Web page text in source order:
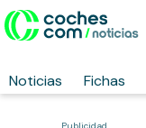
Noticias Fichas